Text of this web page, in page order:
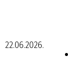
22.06.2026.